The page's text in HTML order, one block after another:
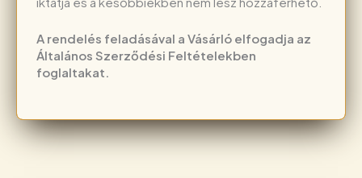
A rendelés feladásával a Vásárló elfogadja az
Általános Szerződési Feltételekben
foglaltakat.